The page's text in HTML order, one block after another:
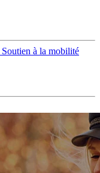
Soutien à la mobilité